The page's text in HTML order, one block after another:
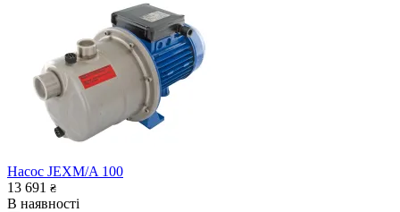
Насос JEXM/A 100
13 691 ₴
В наявності